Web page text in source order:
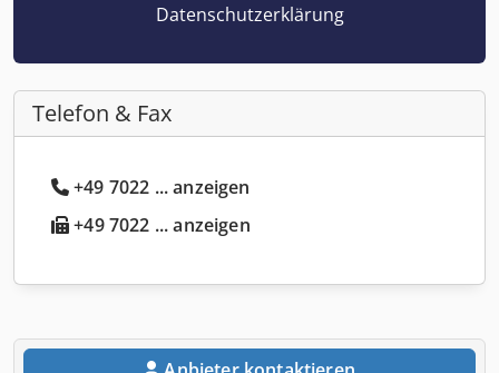
Datenschutzerklärung
Telefon & Fax
+49 7022 ... anzeigen
+49 7022 ... anzeigen